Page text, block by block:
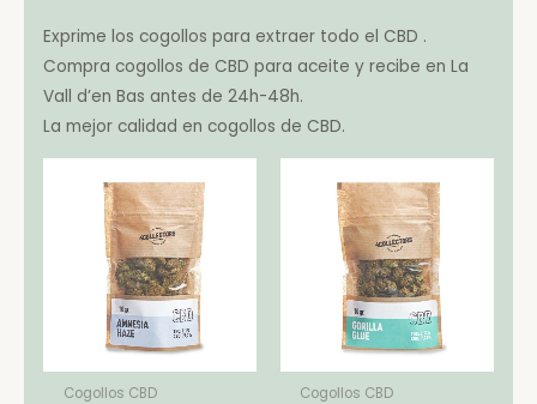
Exprime los cogollos para extraer todo el CBD .
Compra cogollos de CBD para aceite y recibe en La
Vall d’en Bas antes de 24h-48h.
La mejor calidad en cogollos de CBD.
Cogollos CBD Cogollos CBD